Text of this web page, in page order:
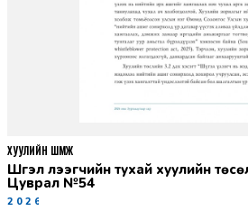
Шүгэл үлээгчийн тухай хуулийн төсөлд өгөх шүүмж -
Цуврал №54
2026-07-27
ХУУЛИЙН ШҮҮМЖ